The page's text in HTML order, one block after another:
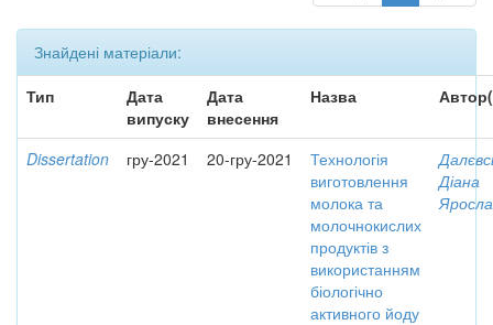
Знайдені матеріали:
Тип
Дата
випуску
Дата
внесення
Назва
Dissertation гру-2021 20-гру-2021
Технологія
виготовлення
молока та
молочнокислих
продуктів з
використанням
біологічно
активного йоду
Діана